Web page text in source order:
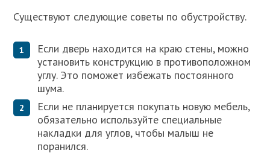
Существуют следующие советы по обустройству.
Если дверь находится на краю стены, можно
установить конструкцию в противоположном
углу. Это поможет избежать постоянного
шума.
Если не планируется покупать новую мебель,
обязательно используйте специальные
накладки для углов, чтобы малыш не
поранился.